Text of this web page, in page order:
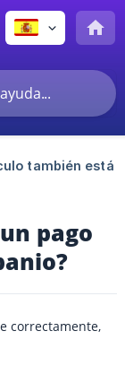
también está
pago
correctamente,